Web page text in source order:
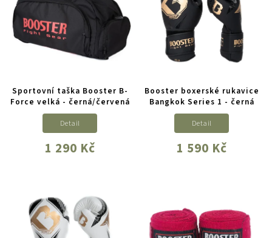
Sportovní taška Booster B-
Force velká - černá/červená
1 290 Kč
Detail
Booster boxerské rukavice
Bangkok Series 1 - černá
1 590 Kč
Detail